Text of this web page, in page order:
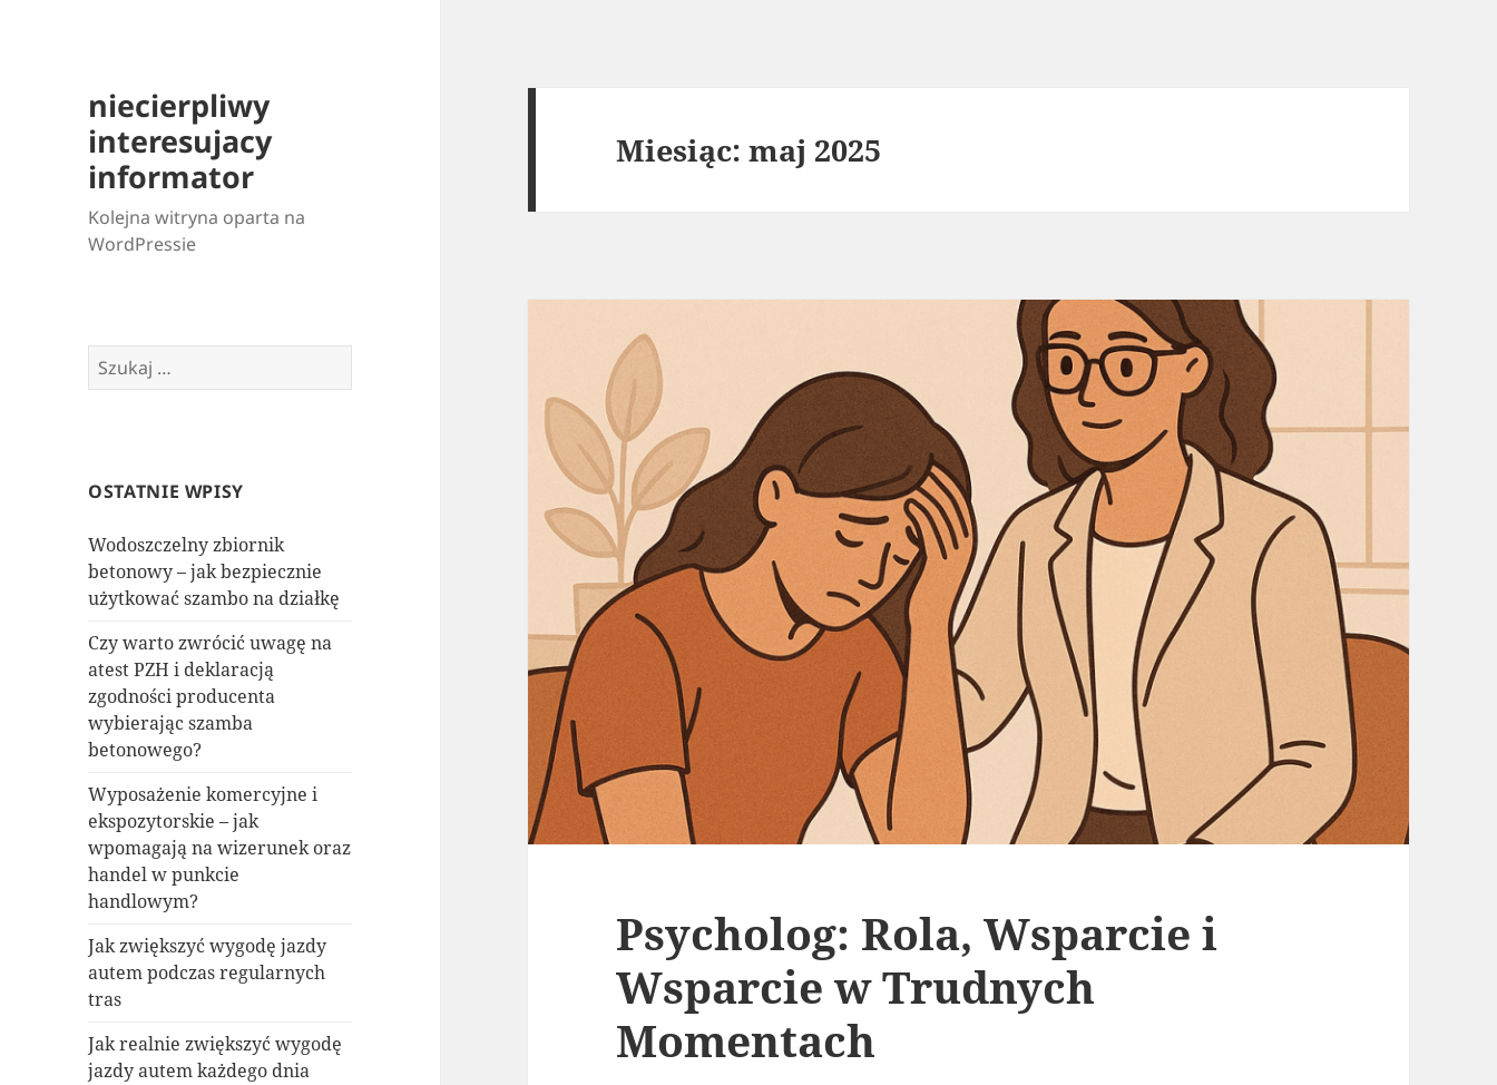
niecierpliwy
interesujacy
informator
Kolejna witryna oparta na
WordPressie
Szukaj:
OSTATNIE WPISY
Wodoszczelny zbiornik
betonowy – jak bezpiecznie
użytkować szambo na działkę
Czy warto zwrócić uwagę na
atest PZH i deklaracją
zgodności producenta
wybierając szamba
betonowego?
Wyposażenie komercyjne i
ekspozytorskie – jak
wpomagają na wizerunek oraz
handel w punkcie
handlowym?
Jak zwiększyć wygodę jazdy
autem podczas regularnych
tras
Jak realnie zwiększyć wygodę
jazdy autem każdego dnia
Miesiąc:maj 2025
Psycholog: Rola, Wsparcie i
Wsparcie w Trudnych
Momentach